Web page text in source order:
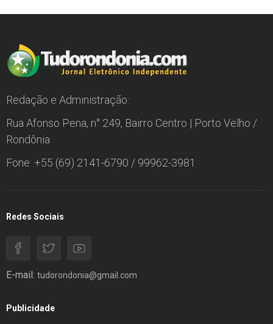
Redação e Administração:
Rua Afonso Pena, n° 249, Bairro Centro | Porto Velho /
Rondônia
Fone: +55 (69) 2141-6790 / 99962-3981
Redes Sociais
E-mail: tudorondonia@gmail.com
Publicidade